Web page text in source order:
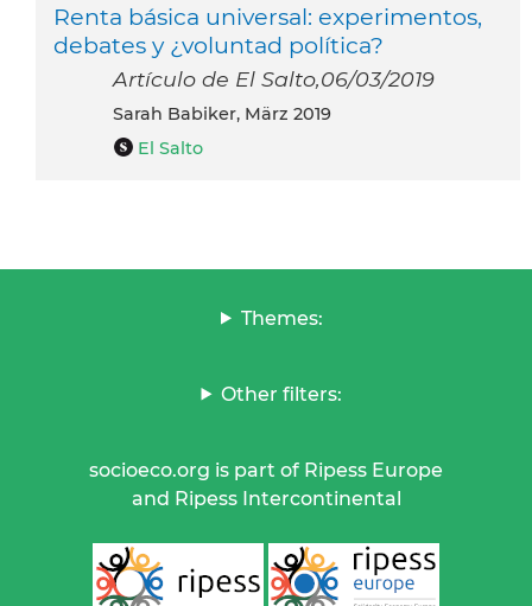
Renta básica universal: experimentos,
debates y ¿voluntad política?
Artículo de El Salto,06/03/2019
Sarah Babiker, März 2019
El Salto
Themes:
Other filters:
socioeco.org is part of Ripess Europe
and Ripess Intercontinental